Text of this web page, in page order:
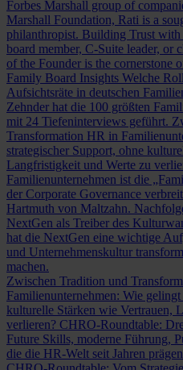
Forbes Marshall group of
Marshall Foundation, Rati is a
philanthropist. Building Trust with
board member, C-Suite leader, or
of the Founder is the cornerstone
Family Board Insights Welche
Aufsichtsräte in deutschen
Zehnder hat die 100 größten
mit 24 Tiefeninterviews geführt.
Transformation HR in
strategischer Support, ohne
Langfristigkeit und Werte zu
Familienunternehmen ist die
der Corporate Governance
Hartmuth von Maltzahn.
NextGen als Treiber des
hat die NextGen eine wichtige
und Unternehmenskultur
machen.
Zwischen Tradition und
Familienunternehmen: Wie
kulturelle Stärken wie Vertrauen,
verlieren? CHRO-Roundtable:
Future Skills, moderne Führung,
die die HR-Welt seit Jahren